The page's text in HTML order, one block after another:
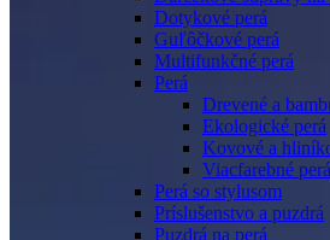
Dotykové perá
Guľôčkové perá
Multifunkčné perá
Perá
Drevené a
Ekologické perá
Kovové a
Viacfarebné perá
Perá so stylusom
Príslušenstvo a puzdrá
Puzdrá na perá